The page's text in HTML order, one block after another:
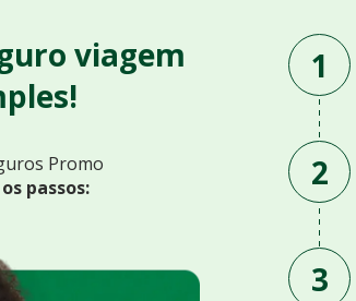
viagem
Promo
passos:
1
2
3